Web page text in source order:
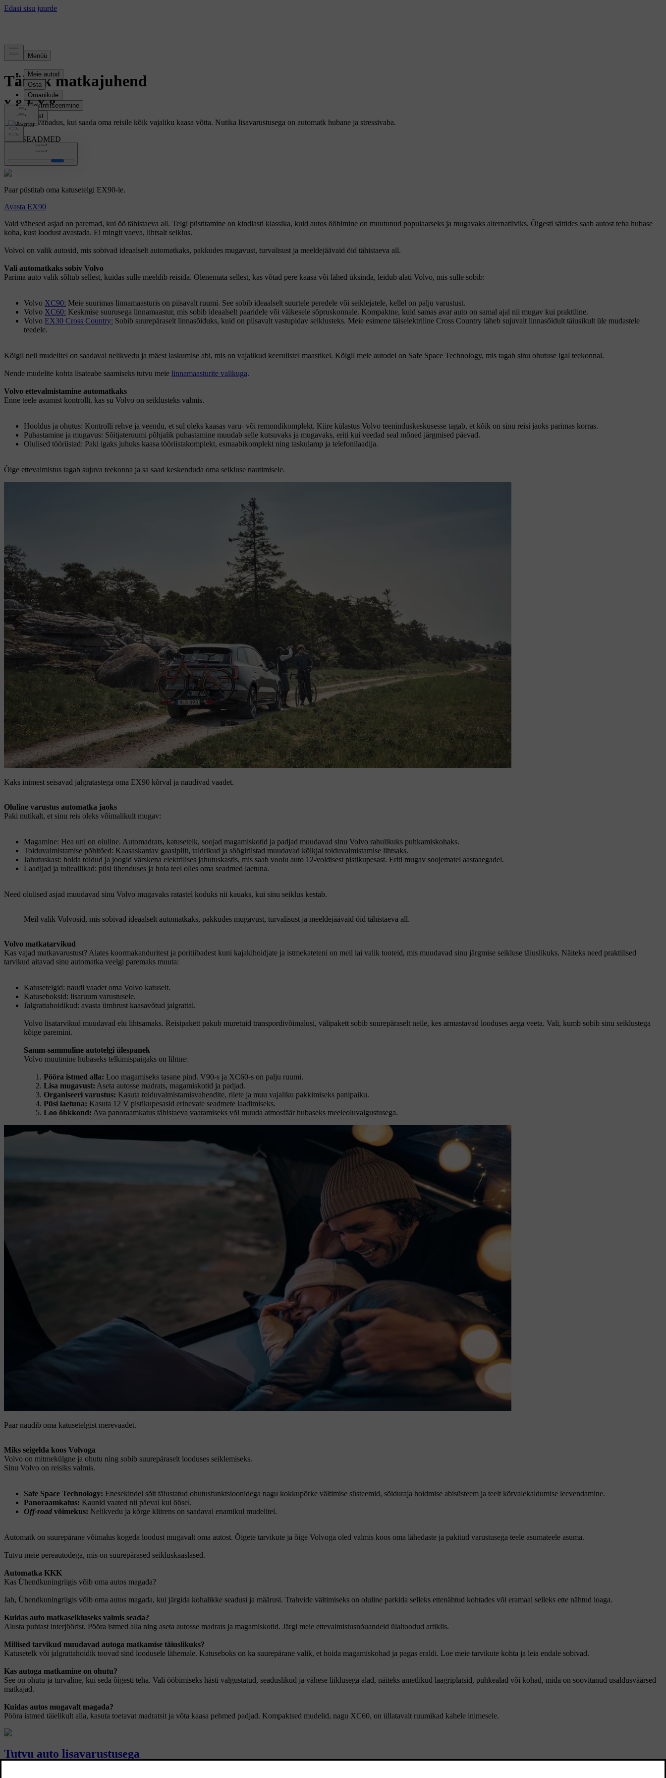
Täielik matkajuhend
On eriline vabadus, kui saada oma reisile kõik vajaliku kaasa võtta. Nutika lisavarustusega on automatk hubane ja stressivaba.
LISASEADMED
Paar püstitab oma katusetelgi EX90-le.
Avasta EX90
Vaid vähesed asjad on paremad, kui öö tähistaeva all. Telgi püstitamine on kindlasti klassika, kuid autos ööbimine on muutunud populaarseks ja mugavaks alternatiiviks. Õigesti sättides saab autost teha hubase
koha, kust loodust avastada. Ei mingit vaeva, lihtsalt seiklus.
Volvol on valik autosid, mis sobivad ideaalselt automatkaks, pakkudes mugavust, turvalisust ja meeldejäävaid öid tähistaeva all.
Vali automatkaks sobiv Volvo
Parima auto valik sõltub sellest, kuidas sulle meeldib reisida. Olenemata sellest, kas võtad pere kaasa või lähed üksinda, leidub alati Volvo, mis sulle sobib:
Volvo XC90: Meie suurimas linnamaasturis on piisavalt ruumi. See sobib ideaalselt suurtele peredele või seiklejatele, kellel on palju varustust.
Volvo XC60: Keskmise suurusega linnamaastur, mis sobib ideaalselt paaridele või väikesele sõpruskonnale. Kompaktne, kuid samas avar auto on samal ajal nii mugav kui praktiline.
Volvo EX30 Cross Country: Sobib suurepäraselt linnasõiduks, kuid on piisavalt vastupidav seiklusteks. Meie esimene täiselektriline Cross Country läheb sujuvalt linnasõidult täiusikult üle mudastele
teedele.
Kõigil neil mudelitel on saadaval nelikvedu ja mäest laskumise abi, mis on vajalikud keerulistel maastikel. Kõigil meie autodel on Safe Space Technology, mis tagab sinu ohutuse igal teekonnal.
Nende mudelite kohta lisateabe saamiseks tutvu meie linnamaasturite valikuga.
Volvo ettevalmistamine automatkaks
Enne teele asumist kontrolli, kas su Volvo on seiklusteks valmis.
Hooldus ja ohutus: Kontrolli rehve ja veendu, et sul oleks kaasas varu- või remondikomplekt. Kiire külastus Volvo teeninduskeskusesse tagab, et kõik on sinu reisi jaoks parimas korras.
Puhastamine ja mugavus: Sõitjateruumi põhjalik puhastamine muudab selle kutsuvaks ja mugavaks, eriti kui veedad seal mõned järgmised päevad.
Olulised tööriistad: Paki igaks juhuks kaasa tööriistakomplekt, esmaabikomplekt ning taskulamp ja telefonilaadija.
Õige ettevalmistus tagab sujuva teekonna ja sa saad keskenduda oma seikluse nautimisele.
Kaks inimest seisavad jalgratastega oma EX90 kõrval ja naudivad vaadet.
Oluline varustus automatka jaoks
Paki nutikalt, et sinu reis oleks võimalikult mugav:
Magamine: Hea uni on oluline. Automadrats, katusetelk, soojad magamiskotid ja padjad muudavad sinu Volvo rahulikuks puhkamiskohaks.
Toiduvalmistamise põhitõed: Kaasaskantav gaasipliit, taldrikud ja söögiriistad muudavad kõikjal toiduvalmistamise lihtsaks.
Jahutuskast: hoida toidud ja joogid värskena elektrilises jahutuskastis, mis saab voolu auto 12-voldisest pistikupesast. Eriti mugav soojematel aastaaegadel.
Laadijad ja toiteallikad: püsi ühenduses ja hoia teel olles oma seadmed laetuna.
Need olulised asjad muudavad sinu Volvo mugavaks ratastel koduks nii kauaks, kui sinu seiklus kestab.
Meil valik Volvosid, mis sobivad ideaalselt automatkaks, pakkudes mugavust, turvalisust ja meeldejäävaid öid tähistaeva all.
Volvo matkatarvikud
Kas vajad matkavarustust? Alates koormakanduritest ja poritiibadest kuni kajakihoidjate ja istmekateteni on meil lai valik tooteid, mis muudavad sinu järgmise seikluse täiuslikuks. Näiteks need praktilised
tarvikud aitavad sinu automatka veelgi paremaks muuta:
Katusetelgid: naudi vaadet oma Volvo katuselt.
Katuseboksid: lisaruum varustusele.
Jalgrattahoidikud: avasta ümbrust kaasavõtud jalgrattal.
Volvo lisatarvikud muudavad elu lihtsamaks. Reisipakett pakub muretuid transpordivõimalusi, välipakett sobib suurepäraselt neile, kes armastavad looduses aega veeta. Vali, kumb sobib sinu seiklustega
kõige paremini.
Samm-sammuline autotelgi ülespanek
Volvo muutmine hubaseks telkimispaigaks on lihtne:
Pööra istmed alla: Loo magamiseks tasane pind. V90-s ja XC60-s on palju ruumi.
Lisa mugavust: Aseta autosse madrats, magamiskotid ja padjad.
Organiseeri varustus: Kasuta toiduvalmistamisvahendite, riiete ja muu vajaliku pakkimiseks panipaiku.
Püsi laetuna: Kasuta 12 V pistikupesasid erinevate seadmete laadimiseks.
Loo õhkkond: Ava panoraamkatus tähistaeva vaatamiseks või muuda atmosfäär hubaseks meeleoluvalgustusega.
Paar naudib oma katusetelgist merevaadet.
Miks seigelda koos Volvoga
Volvo on mitmekülgne ja ohutu ning sobib suurepäraselt looduses seiklemiseks.
Sinu Volvo on reisiks valmis.
Safe Space Technology: Enesekindel sõit täiustatud ohutusfunktsioonidega nagu kokkupõrke vältimise süsteemid, sõiduraja hoidmise abisüsteem ja teelt kõrvalekaldumise leevendamine.
Panoraamkatus: Kaunid vaated nii päeval kui öösel.
Off-road võimekus: Nelikvedu ja kõrge kliirens on saadaval enamikul mudelitel.
Automatk on suurepärane võimalus kogeda loodust mugavalt oma autost. Õigete tarvikute ja õige Volvoga oled valmis koos oma lähedaste ja pakitud varustusega teele asumateele asuma.
Tutvu meie pereautodega, mis on suurepärased seikluskaaslased.
Automatka KKK
Kas Ühendkuningriigis võib oma autos magada?
Jah, Ühendkuningriigis võib oma autos magada, kui järgida kohalikke seadusi ja määrusi. Trahvide vältimiseks on oluline parkida selleks ettenähtud kohtades või eramaal selleks ette nähtud loaga.
Kuidas auto matkaseikluseks valmis seada?
Alusta puhtast interjöörist. Pööra istmed alla ning aseta autosse madrats ja magamiskotid. Järgi meie ettevalmistusnõuandeid ülaltoodud artiklis.
Millised tarvikud muudavad autoga matkamise täiuslikuks?
Katusetelk või jalgrattahoidik toovad sind loodusele lähemale. Katuseboks on ka suurepärane valik, et hoida magamiskohad ja pagas eraldi. Loe meie tarvikute kohta ja leia endale sobivad.
Kas autoga matkamine on ohutu?
See on ohutu ja turvaline, kui seda õigesti teha. Vali ööbimiseks hästi valgustatud, seaduslikud ja vähese liiklusega alad, näiteks ametlikud laagriplatsid, puhkealad või kohad, mida on soovitanud usaldusväärsed
matkajad.
Kuidas autos mugavalt magada?
Pööra istmed täielikult alla, kasuta toetavat madratsit ja võta kaasa pehmed padjad. Kompaktsed mudelid, nagu XC60, on üllatavalt ruumikad kahele inimesele.
Tutvu auto lisavarustusega